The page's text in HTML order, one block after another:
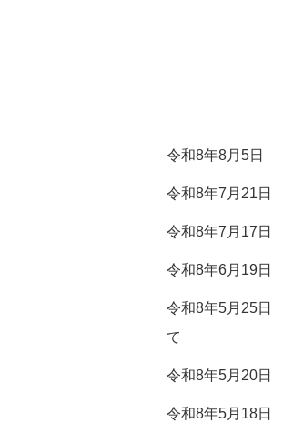
令和8年8月5日
令和8年7月21日
令和8年7月17日
令和8年6月19日
令和8年5月25日
て
令和8年5月20日
令和8年5月18日